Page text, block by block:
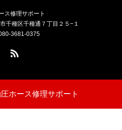
ス修理サポート
千種区千種通７丁目２５−１
3681-0375
ホース修理サポート